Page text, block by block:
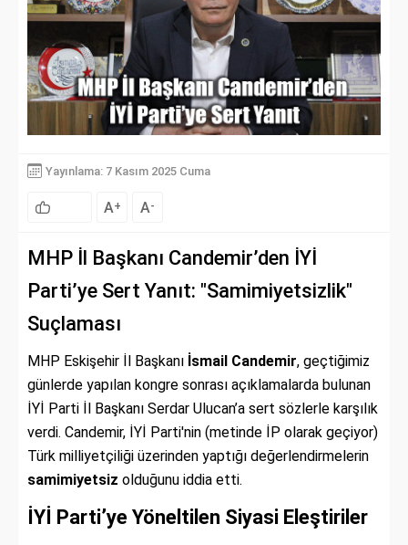
Yayınlama: 7 Kasım 2025 Cuma
A+ A-
MHP İl Başkanı Candemir’den İYİ
Parti’ye Sert Yanıt: "Samimiyetsizlik"
Suçlaması
MHP Eskişehir İl Başkanı İsmail Candemir, geçtiğimiz
günlerde yapılan kongre sonrası açıklamalarda bulunan
İYİ Parti İl Başkanı Serdar Ulucan’a sert sözlerle karşılık
verdi. Candemir, İYİ Parti'nin (metinde İP olarak geçiyor)
Türk milliyetçiliği üzerinden yaptığı değerlendirmelerin
samimiyetsiz olduğunu iddia etti.
İYİ Parti’ye Yöneltilen Siyasi Eleştiriler